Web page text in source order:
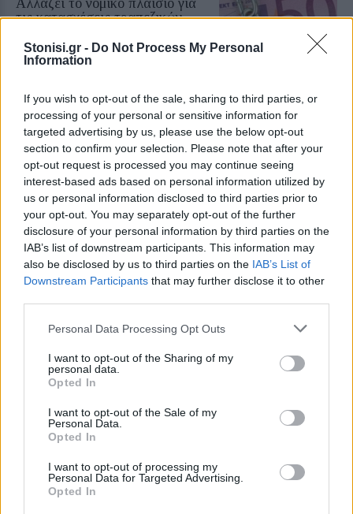
Stonisi.gr - Do Not Process My Personal
Information
If you wish to opt-out of the sale, sharing to third parties, or
processing of your personal or sensitive information for
targeted advertising by us, please use the below opt-out
section to confirm your selection. Please note that after your
opt-out request is processed you may continue seeing
interest-based ads based on personal information utilized by
us or personal information disclosed to third parties prior to
your opt-out. You may separately opt-out of the further
disclosure of your personal information by third parties on the
IAB’s list of downstream participants. This information may
also be disclosed by us to third parties on the IAB’s List of
Downstream Participants that may further disclose it to other
Personal Data Processing Opt Outs
I want to opt-out of the Sharing of my
personal data.
Opted In
I want to opt-out of the Sale of my
Personal Data.
Opted In
I want to opt-out of processing my
Personal Data for Targeted Advertising.
Opted In
τις κατασχέσεις τραπεζικών
Η κατάργηση του άρθρου 989
απλοποιεί τις διαδικασίες και
υποθέσεις
ΕΛΛΑΔΑ
Στα πρώτα σπίτια της Ψάθας η
φωτιά
Αγωνία για αγνοούμενο
κτηνοτρόφο στη Βένιζα
ΕΙΚΑΣΤΙΚΑ
μουσική στο σχολείο Βολισσού
Πολυμεσική περφόρμανς,
εργαστήρια για παιδιά και δωρεάν
ΕΛΛΑΔΑ
Πρώτη διαγραφή στην «Ελπίδα
Η Μαρία Καρυστιανού θέτει εκτός
κινήματος τον πρώην εκπρόσωπο
Τύπου Θανάση Αυγερινό